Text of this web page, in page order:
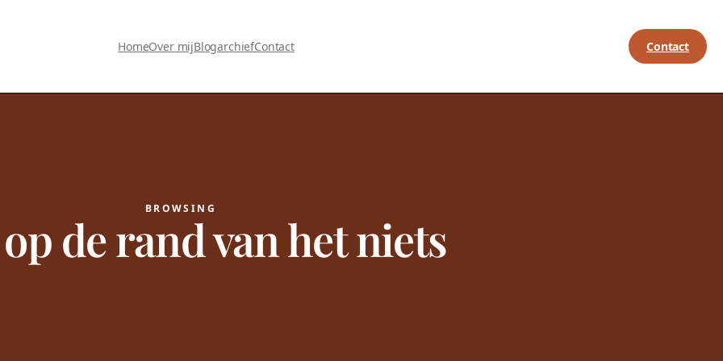
HomeOver mijBlogarchiefContact Contact
BROWSING
op de rand van het niets